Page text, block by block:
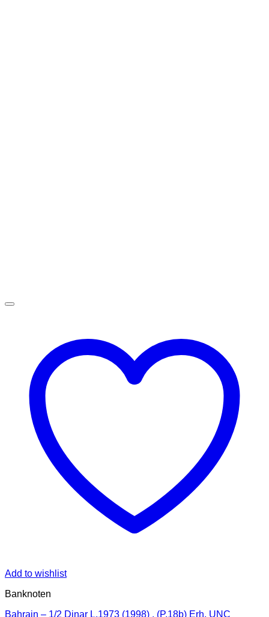
Add to wishlist
Banknoten
Bahrain – 1/2 Dinar L.1973 (1998) , (P.18b) Erh. UNC